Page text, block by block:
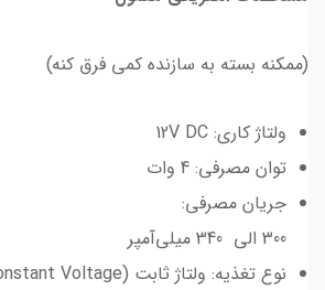
(ممکنه بسته به سازنده کمی فرق کنه)
ولتاژ کاری: 12V DC
توان مصرفی: 4 وات
جریان مصرفی:
300 الی 340 میلی‌آمپر
نوع تغذیه: ولتاژ ثابت (Constant Voltage)